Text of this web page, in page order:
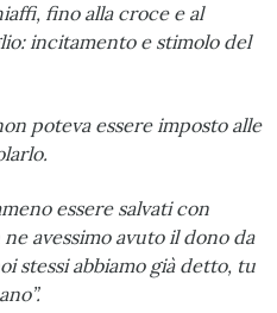
fino alla croce e al
incitamento e stimolo del
poteva essere imposto alle
essere salvati con
avessimo avuto il dono da
stessi abbiamo già detto, tu